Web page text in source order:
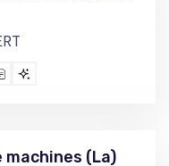
(La)